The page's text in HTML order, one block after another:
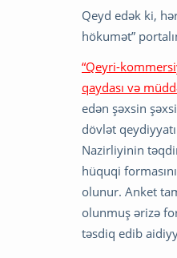
Qeyd edək ki,
hökumət”
“Qeyri-
qaydası və
edən şəxsin
dövlət
Nazirliyinin
hüquqi
olunur. Anket
olunmuş ərizə
təsdiq edib